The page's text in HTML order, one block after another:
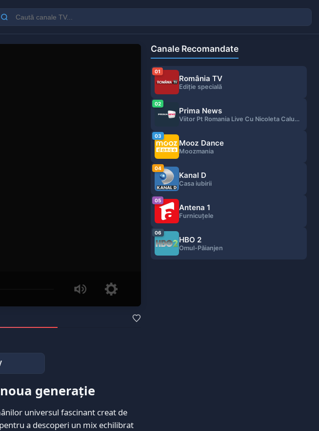
generație
universul fascinant creat de
a descoperi un mix echilibrat
Canale Recomandate
01
România TV
Ediție specială
02
Prima News
Viitor Pt Romania Live Cu Nicoleta Calugareanu Redifuzare
03
Mooz Dance
Moozmania
04
Kanal D
Casa iubirii
05
Antena 1
Furnicuțele
06
HBO 2
Omul-Păianjen